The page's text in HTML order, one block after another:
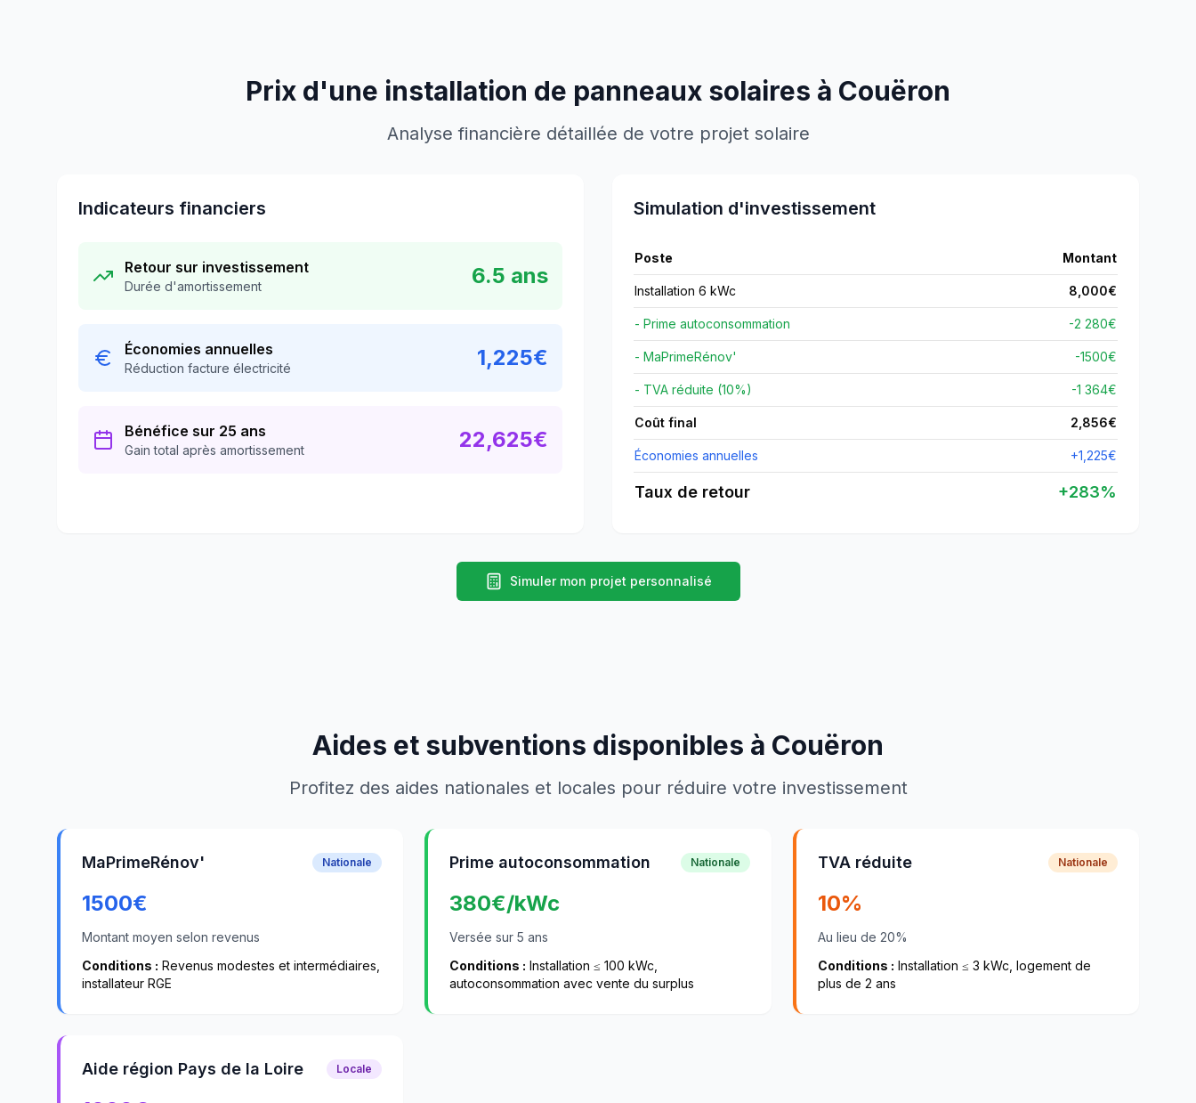
Prix d'une installation de panneaux solaires à Couëron
Analyse financière détaillée de votre projet solaire
Indicateurs financiers
Retour sur investissement
Durée d'amortissement 6.5 ans
Économies annuelles
Réduction facture électricité 1,225€
Bénéfice sur 25 ans
Gain total après amortissement 22,625€
Simulation d'investissement
Poste Montant
Installation 6 kWc 8,000€
- Prime autoconsommation -2 280€
- MaPrimeRénov' -1500€
- TVA réduite (10%) -1 364€
Coût final 2,856€
Économies annuelles +1,225€
Taux de retour +283%
Simuler mon projet personnalisé
Aides et subventions disponibles à Couëron
Profitez des aides nationales et locales pour réduire votre investissement
MaPrimeRénov' Nationale
1500€
Montant moyen selon revenus
Conditions : Revenus modestes et intermédiaires,
installateur RGE
Prime autoconsommation Nationale
380€/kWc
Versée sur 5 ans
Conditions : Installation ≤ 100 kWc,
autoconsommation avec vente du surplus
TVA réduite Nationale
10%
Au lieu de 20%
Conditions : Installation ≤ 3 kWc, logement de
plus de 2 ans
Aide région Pays de la Loire Locale